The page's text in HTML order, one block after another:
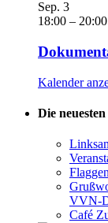
Sep. 3
18:00 – 20:00
Kalender
Die
VVN-
Café